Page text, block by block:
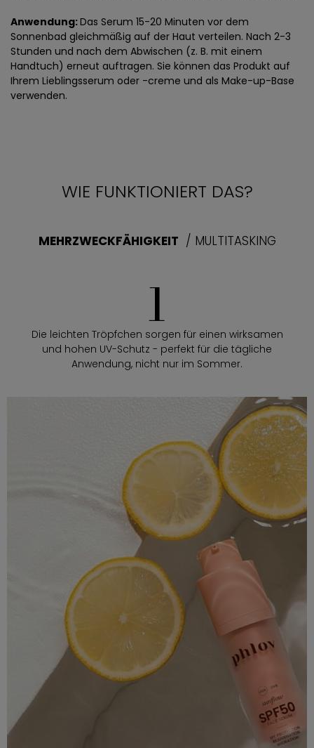
Anwendung:Das Serum 15-20 Minuten vor dem
Sonnenbad gleichmäßig auf der Haut verteilen. Nach 2-3
Stunden und nach dem Abwischen (z. B. mit einem
Handtuch) erneut auftragen. Sie können das Produkt auf
Ihrem Lieblingsserum oder -creme und als Make-up-Base
verwenden.
WIE FUNKTIONIERT DAS?
MEHRZWECKFÄHIGKEIT / MULTITASKING
1
Die leichten Tröpfchen sorgen für einen wirksamen
und hohen UV-Schutz - perfekt für die tägliche
Anwendung, nicht nur im Sommer.